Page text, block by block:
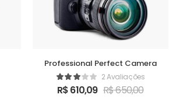
Professional Perfect Camera
2 Avaliações
R$610,09 R$650,00